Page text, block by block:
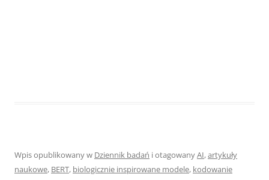
Wpis opublikowany w Dziennik badań i otagowanyAI,artykuły
naukowe, BERT, biologicznie inspirowane modele, kodowanie